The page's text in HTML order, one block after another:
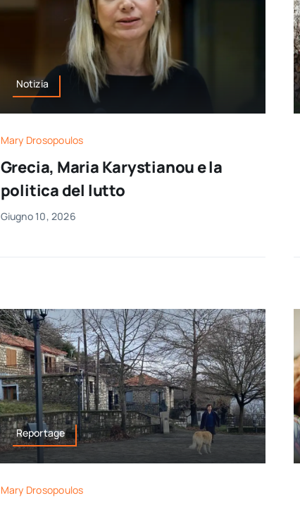
Notizia
Mary Drosopoulos
Grecia, Maria Karystianou e la
politica del lutto
Giugno 10, 2026
Reportage
Mary Drosopoulos